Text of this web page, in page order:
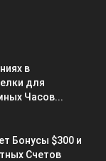
в
для
Часов...
Бонусы $300 и
Счетов